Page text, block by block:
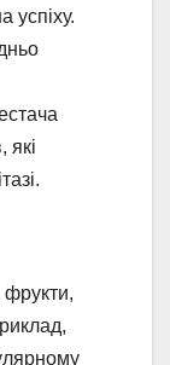
успіху.
які
фрукти,